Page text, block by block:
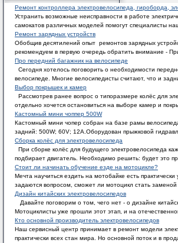
Ремонт контроллера электровелосипеда, гироборда,
Устранить возможные неисправности в работе
самокатов различных моделей помогут специалисты
Ремонт зарядных устройств
Обобщив десятилений опыт ремонтов зарядных
рекомендуем в первую очередь обратить внимание -
Про передний багажник на велосипеде
Сегодня хотелось поговорить о необходимости
велосипеде. Многие велосипедисты считают, что и
Выбор покрышек и камер
Рассмотрев ранее вопрос о типоразмере колёс для
отдельно хочется остановиться на выборе камер и
Кастомный мини чоппер 500W
Кастомный мини чопер собран на базе рамы
задний: 500W; 60V; 12A.Оборудован прыжковой
Сборка колёс для электровелосипеда
При сборке колёс для будущего электровелосипеда
подбирает двигатель. Необходимо решить: будет это
Стоит ли начинать обучение езде на мотоцикле?
Мечта научиться ездить на мотобайке есть
задаются вопросом, сможет ли мотоцикл стать
Дизайн китайских электровелосипедов
Давайте поговорим о том, чего нет - о дизайне
Мотоциклисты уже прошли этот этап, и на
Кто основной производитель электровелосипедов
Наш сервисный центр принимает в ремонт модели
практически всех стан мира. Но основной поток и в